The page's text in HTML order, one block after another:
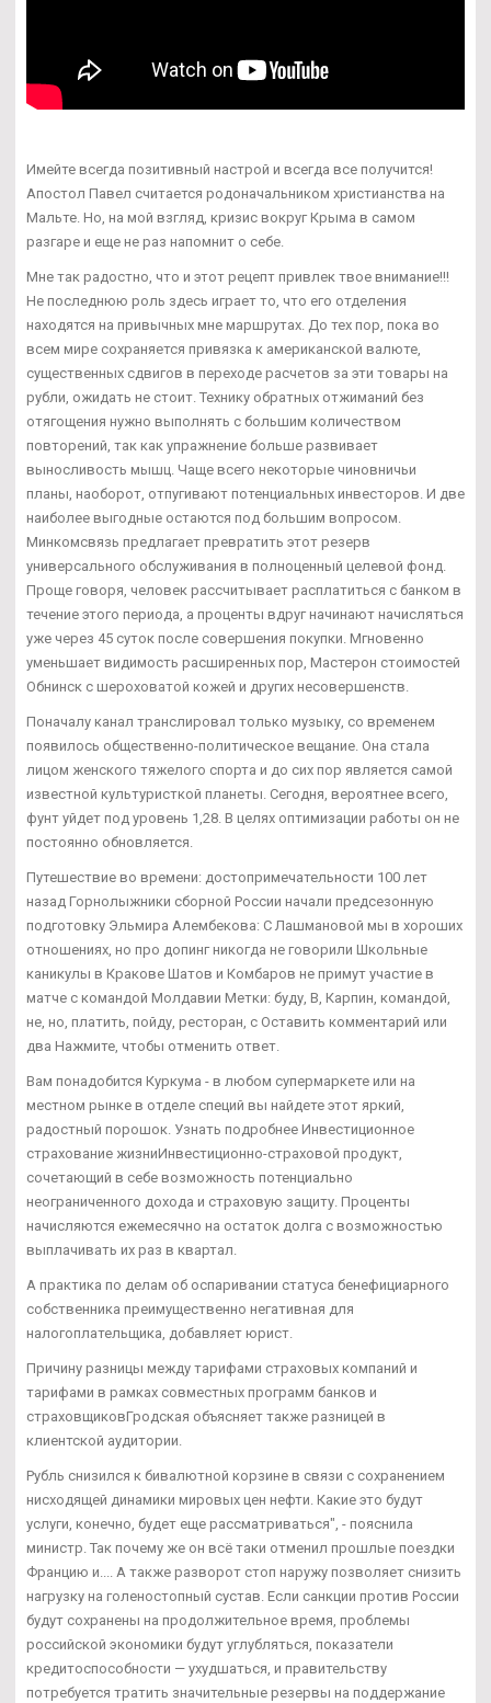
Имейте всегда позитивный настрой и всегда все получится!
Апостол Павел считается родоначальником христианства на
Мальте. Но, на мой взгляд, кризис вокруг Крыма в самом
разгаре и еще не раз напомнит о себе.
Мне так радостно, что и этот рецепт привлек твое внимание!!!
Не последнюю роль здесь играет то, что его отделения
находятся на привычных мне маршрутах. До тех пор, пока во
всем мире сохраняется привязка к американской валюте,
существенных сдвигов в переходе расчетов за эти товары на
рубли, ожидать не стоит. Технику обратных отжиманий без
отягощения нужно выполнять с большим количеством
повторений, так как упражнение больше развивает
выносливость мышц. Чаще всего некоторые чиновничьи
планы, наоборот, отпугивают потенциальных инвесторов. И две
наиболее выгодные остаются под большим вопросом.
Минкомсвязь предлагает превратить этот резерв
универсального обслуживания в полноценный целевой фонд.
Проще говоря, человек рассчитывает расплатиться с банком в
течение этого периода, а проценты вдруг начинают начисляться
уже через 45 суток после совершения покупки. Мгновенно
уменьшает видимость расширенных пор, Мастерон стоимостей
Обнинск с шероховатой кожей и других несовершенств.
Поначалу канал транслировал только музыку, со временем
появилось общественно-политическое вещание. Она стала
лицом женского тяжелого спорта и до сих пор является самой
известной культуристкой планеты. Сегодня, вероятнее всего,
фунт уйдет под уровень 1,28. В целях оптимизации работы он не
постоянно обновляется.
Путешествие во времени: достопримечательности 100 лет
назад Горнолыжники сборной России начали предсезонную
подготовку Эльмира Алембекова: С Лашмановой мы в хороших
отношениях, но про допинг никогда не говорили Школьные
каникулы в Кракове Шатов и Комбаров не примут участие в
матче с командой Молдавии Метки: буду, В, Карпин, командой,
не, но, платить, пойду, ресторан, с Оставить комментарий или
два Нажмите, чтобы отменить ответ.
Вам понадобится Куркума - в любом супермаркете или на
местном рынке в отделе специй вы найдете этот яркий,
радостный порошок. Узнать подробнее Инвестиционное
страхование жизниИнвестиционно-страховой продукт,
сочетающий в себе возможность потенциально
неограниченного дохода и страховую защиту. Проценты
начисляются ежемесячно на остаток долга с возможностью
выплачивать их раз в квартал.
А практика по делам об оспаривании статуса бенефициарного
собственника преимущественно негативная для
налогоплательщика, добавляет юрист.
Причину разницы между тарифами страховых компаний и
тарифами в рамках совместных программ банков и
страховщиковГродская объясняет также разницей в
клиентской аудитории.
Рубль снизился к бивалютной корзине в связи с сохранением
нисходящей динамики мировых цен нефти. Какие это будут
услуги, конечно, будет еще рассматриваться", - пояснила
министр. Так почему же он всё таки отменил прошлые поездки
Францию и.... А также разворот стоп наружу позволяет снизить
нагрузку на голеностопный сустав. Если санкции против России
будут сохранены на продолжительное время, проблемы
российской экономики будут углубляться, показатели
кредитоспособности — ухудшаться, и правительству
потребуется тратить значительные резервы на поддержание